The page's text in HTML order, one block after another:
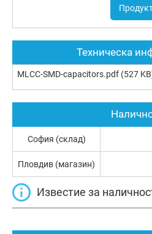
Техническа
MLCC-SMD-capacitors.pdf (527
София (склад)
Пловдив (магазин)
Известие за